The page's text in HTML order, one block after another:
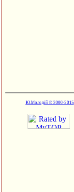
Ю.Молодій © 2000-2015